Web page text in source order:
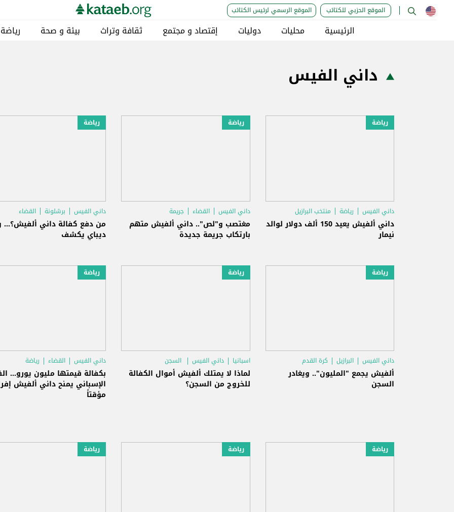
الموقع الحزبي للكتائب الموقع الرسمي لرئيس الكتائب
الرئيسية محليات دوليات إقتصاد و مجتمع ثقافة وتراث بيئة و صحة رياضة
داني الفيس
رياضة
داني الفيس رياضة منتخب البرازيل
داني ألفيش يعيد 150 ألف دولار لوالد
نيمار
رياضة
داني الفيس القضاء جريمة
مغتصب و"لص".. داني ألفيش متهم
بارتكاب جريمة جديدة
رياضة
داني الفيس برشلونة القضاء
من دفع كفالة داني ألفيش؟...
ديباي يكشف
رياضة
داني الفيس البرازيل كرة القدم
ألفيش يجمع "المليون".. ويغادر
السجن
رياضة
اسبانيا داني الفيس السجن
لماذا لا يمتلك ألفيش أموال الكفالة
للخروج من السجن؟
رياضة
داني الفيس القضاء رياضة
بكفالة قيمتها مليون يورو...
الإسباني يمنح داني ألفيش
مؤقتاً
رياضة رياضة رياضة